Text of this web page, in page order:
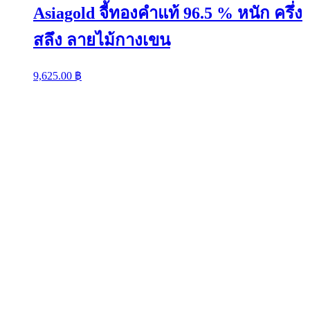
Asiagold จี้ทองคำแท้ 96.5 % หนัก ครึ่ง
สลึง ลายไม้กางเขน
9,625.00 ฿